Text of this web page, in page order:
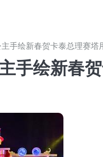
手绘新春贺卡泰总理赛塔
手绘新春